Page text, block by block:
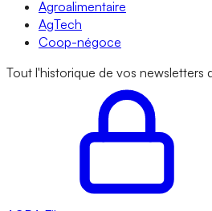
Agroalimentaire
AgTech
Coop-négoce
Tout l'historique de vos newsletters